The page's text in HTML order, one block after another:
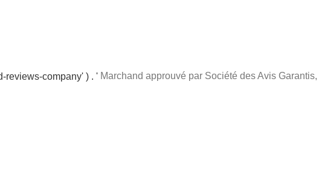
Marchand approuvé par Société des Avis Garantis,